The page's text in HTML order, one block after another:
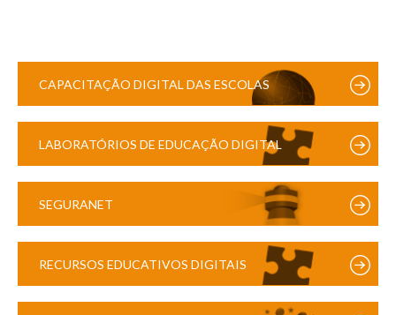
CAPACITAÇÃO DIGITAL DAS ESCOLAS
LABORATÓRIOS DE EDUCAÇÃO DIGITAL
SEGURANET
RECURSOS EDUCATIVOS DIGITAIS